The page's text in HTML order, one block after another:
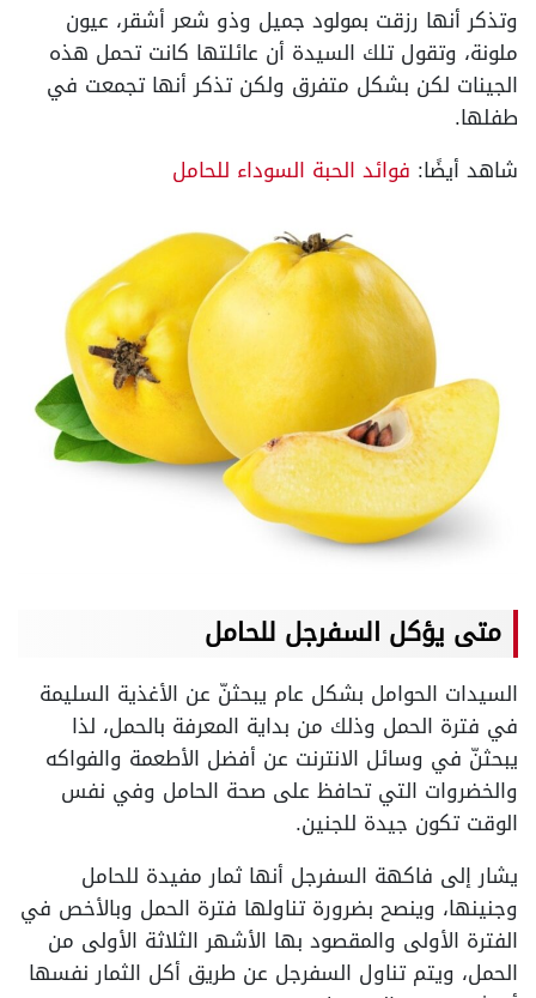
وتذكر أنها رزقت بمولود جميل وذو شعر أشقر، عيون
ملونة، وتقول تلك السيدة أن عائلتها كانت تحمل هذه
الجينات لكن بشكل متفرق ولكن تذكر أنها تجمعت في
طفلها.
شاهد أيضًا: فوائد الحبة السوداء للحامل
متى يؤكل السفرجل للحامل
السيدات الحوامل بشكل عام يبحثنّ عن الأغذية السليمة
في فترة الحمل وذلك من بداية المعرفة بالحمل، لذا
يبحثنّ في وسائل الانترنت عن أفضل الأطعمة والفواكه
والخضروات التي تحافظ على صحة الحامل وفي نفس
الوقت تكون جيدة للجنين.
يشار إلى فاكهة السفرجل أنها ثمار مفيدة للحامل
وجنينها، وينصح بضرورة تناولها فترة الحمل وبالأخص في
الفترة الأولى والمقصود بها الأشهر الثلاثة الأولى من
الحمل، ويتم تناول السفرجل عن طريق أكل الثمار نفسها